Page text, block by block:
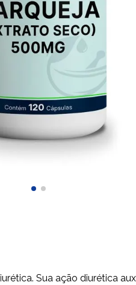
Sua ação diurética